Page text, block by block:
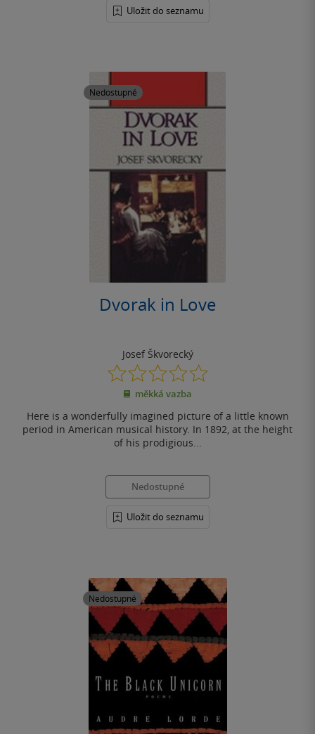
Uložit do seznamu
Nedostupné
Dvorak in Love
Josef Škvorecký
0.0
z
5
měkká vazba
Here is a wonderfully imagined picture of a little known
period in American musical history. In 1892, at the height
of his prodigious...
Nedostupné
Uložit do seznamu
Nedostupné